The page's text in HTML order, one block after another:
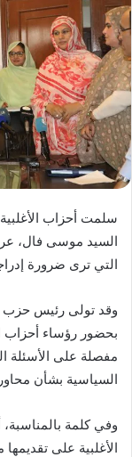
سلمت أحزاب
السيد موسى فال،
التي ترى ضرورة
وقد تولى رئيس حزب
بحضور رؤساء أحزاب
مفصلة على الأسئلة
السياسية بشأن
وفي كلمة
الأغلبية على